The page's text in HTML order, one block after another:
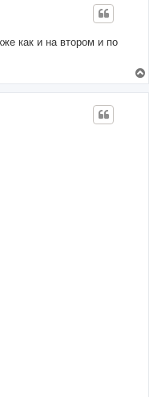
как и на втором и по